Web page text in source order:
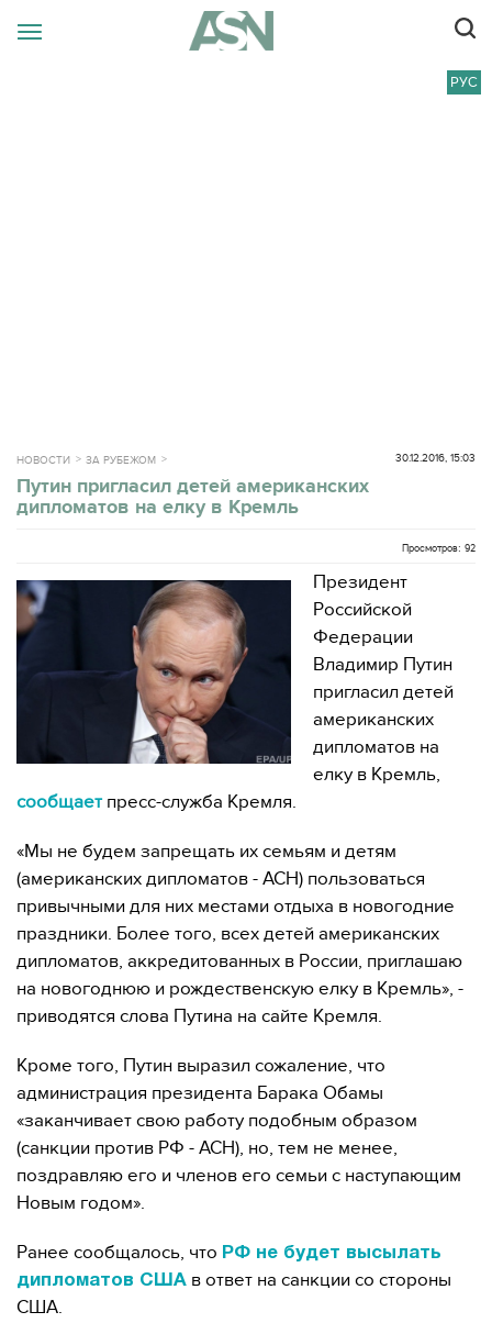
РУС
НОВОСТИ ЗА РУБЕЖОМ 30.12.2016, 15:03
Путин пригласил детей американских
дипломатов на елку в Кремль
Просмотров: 92
Президент
Российской
Федерации
Владимир Путин
пригласил детей
американских
дипломатов на
елку в Кремль,
сообщаетпресс-служба Кремля.
«Мы не будем запрещать их семьям и детям
(американских дипломатов - АСН) пользоваться
привычными для них местами отдыха в новогодние
праздники. Более того, всех детей американских
дипломатов, аккредитованных в России, приглашаю
на новогоднюю и рождественскую елку в Кремль», -
приводятся слова Путина на сайте Кремля.
Кроме того, Путин выразил сожаление, что
администрация президента Барака Обамы
«заканчивает свою работу подобным образом
(санкции против РФ - АСН), но, тем не менее,
поздравляю его и членов его семьи с наступающим
Новым годом».
Ранее сообщалось, что РФ не будет высылать
дипломатов США в ответ на санкции со стороны
США.